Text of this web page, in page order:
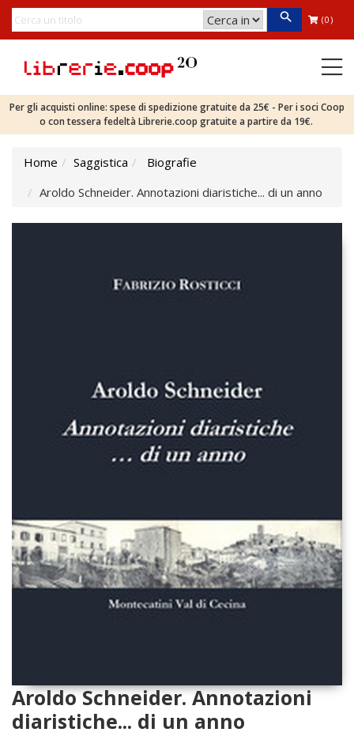
(0)
Per gli acquisti online: spese di spedizione gratuite da 25€ - Per i soci Coop
o con tessera fedeltà Librerie.coop gratuite a partire da 19€.
Home Saggistica
Biografie
Aroldo Schneider. Annotazioni diaristiche... di un anno
Aroldo Schneider. Annotazioni
diaristiche... di un anno